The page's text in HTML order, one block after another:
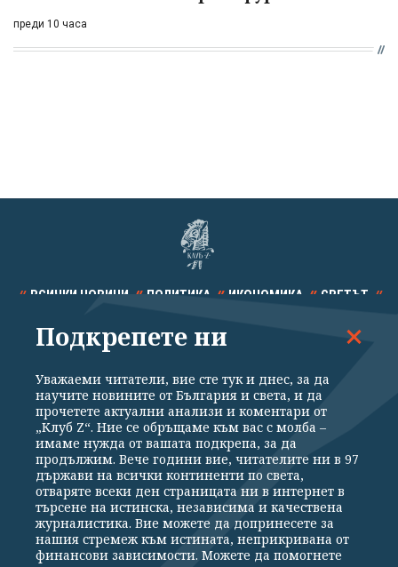
преди 10 часа
ВСИЧКИ НОВИНИ ПОЛИТИКА ИКОНОМИКА СВЕТЪТ
СПОРТ КУЛТУРА ТЕХНОЛОГИИ КАЛЕЙДОСКОП
Общи условия
Политика за поверителност
Реклама
Партньори Контакти
За Клуб Z
Екип
Подкрепете ни
Подкрепете ни
Уважаеми читатели, вие сте тук и днес, за да
научите новините от България и света, и да
прочетете актуални анализи и коментари от
„Клуб Z“. Ние се обръщаме към вас с молба –
имаме нужда от вашата подкрепа, за да
продължим. Вече години вие, читателите ни в 97
държави на всички континенти по света,
отваряте всеки ден страницата ни в интернет в
търсене на истинска, независима и качествена
журналистика. Вие можете да допринесете за
нашия стремеж към истината, неприкривана от
финансови зависимости. Можете да помогнете